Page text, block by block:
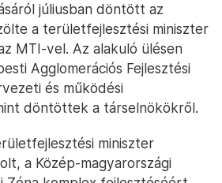
júliusban döntött az
a területfejlesztési miniszter
MTI-vel. Az alakuló ülésen
Agglomerációs Fejlesztési
és működési
döntöttek a társelnökökről.
miniszter
a Közép-magyarországi